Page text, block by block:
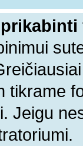
tikrame
Jeigu